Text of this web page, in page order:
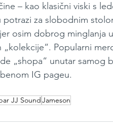
– kao klasični viski s
za slobodnim
osim dobrog minglanja
Popularni
„shopa“ unutar samog
IG pageu.
JJ SoundJameson